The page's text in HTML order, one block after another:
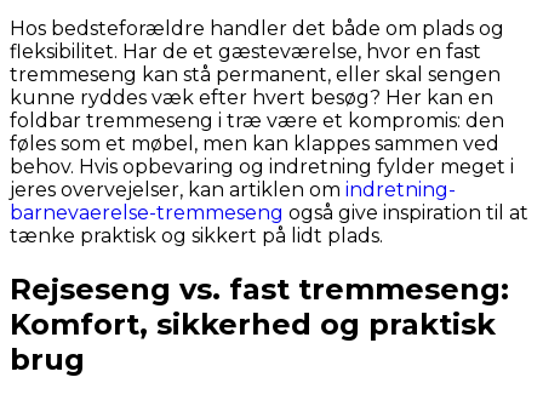
Hos bedsteforældre handler det både om plads og
fleksibilitet. Har de et gæsteværelse, hvor en fast
tremmeseng kan stå permanent, eller skal sengen
kunne ryddes væk efter hvert besøg? Her kan en
foldbar tremmeseng i træ være et kompromis: den
føles som et møbel, men kan klappes sammen ved
behov. Hvis opbevaring og indretning fylder meget i
jeres overvejelser, kan artiklen om indretning-
barnevaerelse-tremmeseng også give inspiration til at
tænke praktisk og sikkert på lidt plads.
Rejseseng vs. fast tremmeseng:
Komfort, sikkerhed og praktisk
brug